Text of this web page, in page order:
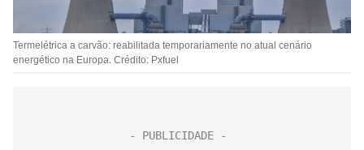
Termelétrica a carvão: reabilitada temporariamente no atual cenário
energético na Europa. Crédito: Pxfuel